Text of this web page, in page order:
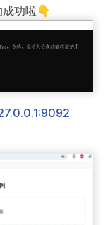
成功啦👇